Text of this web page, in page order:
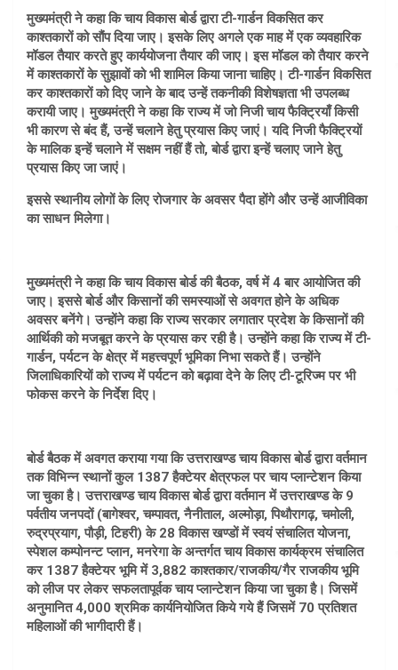
मुख्यमंत्री ने कहा कि चाय विकास बोर्ड द्वारा टी-गार्डन विकसित कर
काश्तकारों को सौंप दिया जाए। इसके लिए अगले एक माह में एक व्यवहारिक
मॉडल तैयार करते हुए कार्ययोजना तैयार की जाए। इस मॉडल को तैयार करने
में काश्तकारों के सुझावों को भी शामिल किया जाना चाहिए। टी-गार्डन विकसित
कर काश्तकारों को दिए जाने के बाद उन्हें तकनीकी विशेषज्ञता भी उपलब्ध
करायी जाए। मुख्यमंत्री ने कहा कि राज्य में जो निजी चाय फैक्ट्रियाँ किसी
भी कारण से बंद हैं, उन्हें चलाने हेतु प्रयास किए जाएं। यदि निजी फैक्ट्रियों
के मालिक इन्हें चलाने में सक्षम नहीं हैं तो, बोर्ड द्वारा इन्हें चलाए जाने हेतु
प्रयास किए जा जाएं।
इससे स्थानीय लोगों के लिए रोजगार के अवसर पैदा होंगे और उन्हें आजीविका
का साधन मिलेगा।
मुख्यमंत्री ने कहा कि चाय विकास बोर्ड की बैठक, वर्ष में 4 बार आयोजित की
जाए। इससे बोर्ड और किसानों की समस्याओं से अवगत होने के अधिक
अवसर बनेंगे। उन्होंने कहा कि राज्य सरकार लगातार प्रदेश के किसानों की
आर्थिकी को मजबूत करने के प्रयास कर रही है। उन्होंने कहा कि राज्य में टी-
गार्डन, पर्यटन के क्षेत्र में महत्त्वपूर्ण भूमिका निभा सकते हैं। उन्होंने
जिलाधिकारियों को राज्य में पर्यटन को बढ़ावा देने के लिए टी-टूरिज्म पर भी
फोकस करने के निर्देश दिए।
बोर्ड बैठक में अवगत कराया गया कि उत्तराखण्ड चाय विकास बोर्ड द्वारा वर्तमान
तक विभिन्न स्थानों कुल 1387 हैक्टेयर क्षेत्रफल पर चाय प्लान्टेशन किया
जा चुका है। उत्तराखण्ड चाय विकास बोर्ड द्वारा वर्तमान में उत्तराखण्ड के 9
पर्वतीय जनपदों (बागेश्वर, चम्पावत, नैनीताल, अल्मोड़ा, पिथौरागढ़, चमोली,
रुद्रप्रयाग, पौड़ी, टिहरी) के 28 विकास खण्डों में स्वयं संचालित योजना,
स्पेशल कम्पोनन्ट प्लान, मनरेगा के अन्तर्गत चाय विकास कार्यक्रम संचालित
कर 1387 हैक्टेयर भूमि में 3,882 काश्तकार/राजकीय/गैर राजकीय भूमि
को लीज पर लेकर सफलतापूर्वक चाय प्लान्टेशन किया जा चुका है। जिसमें
अनुमानित 4,000 श्रमिक कार्यनियोजित किये गये हैं जिसमें 70 प्रतिशत
महिलाओं की भागीदारी हैं।